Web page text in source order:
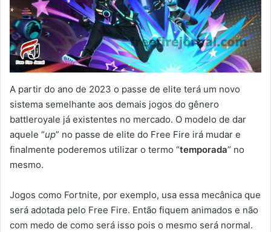
A partir do ano de 2023 o passe de elite terá um novo
sistema semelhante aos demais jogos do gênero
battleroyale já existentes no mercado. O modelo de dar
aquele “up” no passe de elite do Free Fire irá mudar e
finalmente poderemos utilizar o termo “temporada” no
mesmo.
Jogos como Fortnite, por exemplo, usa essa mecânica que
será adotada pelo Free Fire. Então fiquem animados e não
com medo de como será isso pois o mesmo será normal.